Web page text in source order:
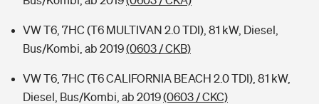
VW T6, 7HC (T6 MULTIVAN 2.0 TDI), 81 kW, Diesel,
Bus/Kombi, ab 2019(0603 / CKB)
VW T6, 7HC (T6 CALIFORNIA BEACH 2.0 TDI), 81 kW,
Diesel, Bus/Kombi, ab 2019(0603 / CKC)